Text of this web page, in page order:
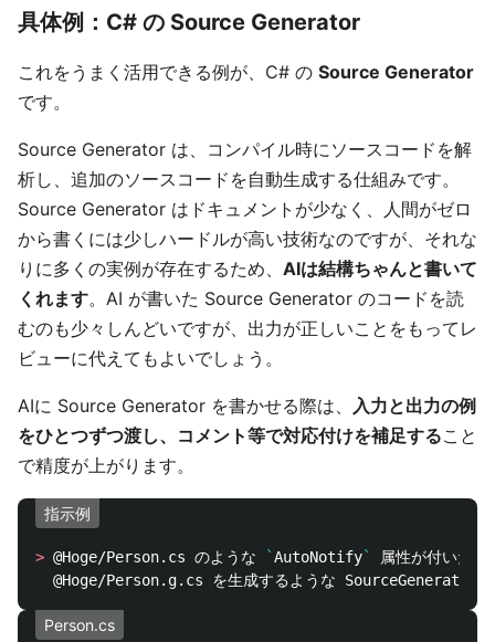
具体例：C# の Source Generator
これをうまく活用できる例が、C# の Source Generator
です。
Source Generator は、コンパイル時にソースコードを解
析し、追加のソースコードを自動生成する仕組みです。
Source Generator はドキュメントが少なく、人間がゼロ
から書くには少しハードルが高い技術なのですが、それな
りに多くの実例が存在するため、 AIは結構ちゃんと書いて
くれます。AI が書いた Source Generator のコードを読
むのも少々しんどいですが、出力が正しいことをもってレ
ビューに代えてもよいでしょう。
AIに Source Generator を書かせる際は、 入力と出力の例
をひとつずつ渡し、コメント等で対応付けを補足すること
で精度が上がります。
指示例
> @Hoge/Person.cs のような `AutoNotify` 属性が付いた
Person.cs